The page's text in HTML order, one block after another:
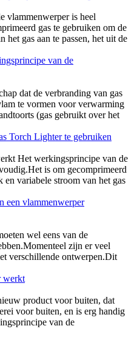
vlammenwerper is heel
gas te gebruiken om de
het gas aan te passen, het uit de
dat de verbranding van gas
te vormen voor verwarming
(gas gebruikt over het
Het werkingsprincipe van de
is om gecomprimeerd
en variabele stroom van het gas
wel eens van de
zijn er veel
verschillende ontwerpen.Dit
product voor buiten, dat
voor buiten, en is erg handig
van de